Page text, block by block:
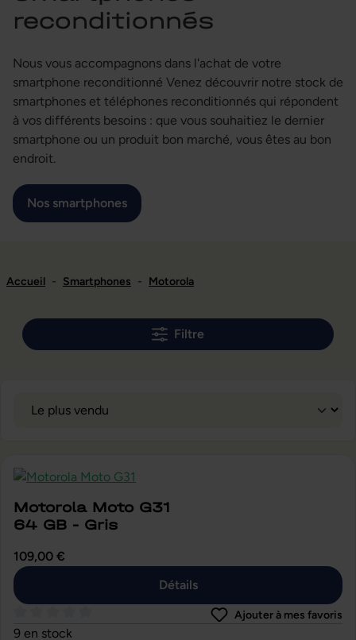
reconditionnés
Nous vous accompagnons dans l'achat de votre
smartphone reconditionné Venez découvrir notre stock de
smartphones et téléphones reconditionnés qui répondent
à vos différents besoins : que vous souhaitiez le dernier
smartphone ou un produit bon marché, vous êtes au bon
endroit.
Nos smartphones
Accueil - Smartphones - Motorola
Filtre
Motorola Moto G31
64 GB - Gris
109,00 €
Détails
Note moyenne de 0 sur 5 étoiles
Ajouter à mes favoris
9 en stock